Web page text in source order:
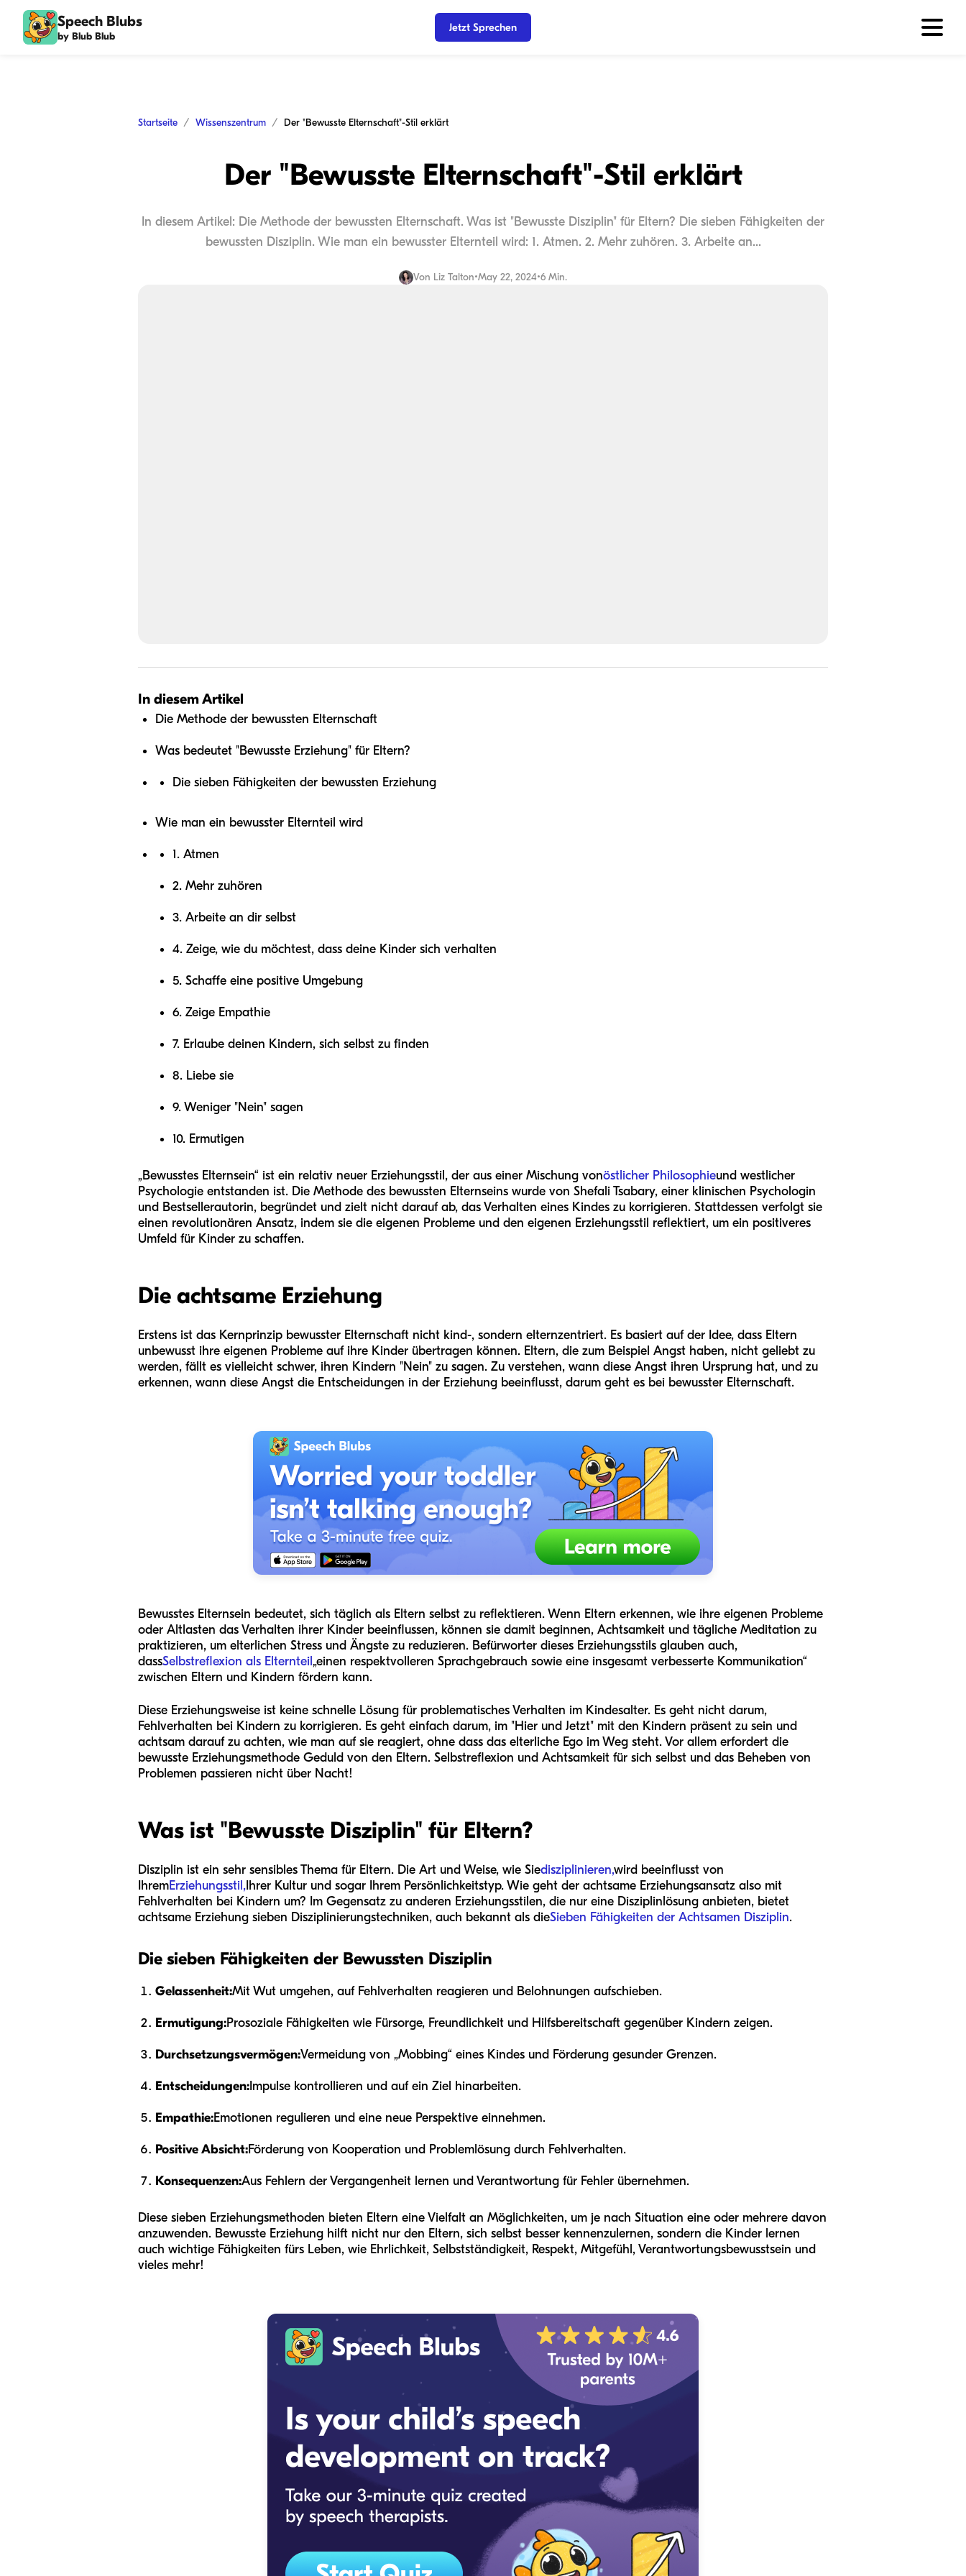
Speech Blubs
by Blub Blub
Jetzt Sprechen
Startseite Wissenszentrum Der "Bewusste Elternschaft"-Stil erklärt
Der "Bewusste Elternschaft"-Stil erklärt
In diesem Artikel: Die Methode der bewussten Elternschaft. Was ist "Bewusste Disziplin" für Eltern? Die sieben Fähigkeiten der
bewussten Disziplin. Wie man ein bewusster Elternteil wird: 1. Atmen. 2. Mehr zuhören. 3. Arbeite an...
Von Liz Talton•May 22, 2024•6 Min.
In diesem Artikel
Die Methode der bewussten Elternschaft
Was bedeutet "Bewusste Erziehung" für Eltern?
Die sieben Fähigkeiten der bewussten Erziehung
Wie man ein bewusster Elternteil wird
1. Atmen
2. Mehr zuhören
3. Arbeite an dir selbst
4. Zeige, wie du möchtest, dass deine Kinder sich verhalten
5. Schaffe eine positive Umgebung
6. Zeige Empathie
7. Erlaube deinen Kindern, sich selbst zu finden
8. Liebe sie
9. Weniger "Nein" sagen
10. Ermutigen
„Bewusstes Elternsein“ ist ein relativ neuer Erziehungsstil, der aus einer Mischung vonöstlicher Philosophieund westlicher
Psychologie entstanden ist. Die Methode des bewussten Elternseins wurde von Shefali Tsabary, einer klinischen Psychologin
und Bestsellerautorin, begründet und zielt nicht darauf ab, das Verhalten eines Kindes zu korrigieren. Stattdessen verfolgt sie
einen revolutionären Ansatz, indem sie die eigenen Probleme und den eigenen Erziehungsstil reflektiert, um ein positiveres
Umfeld für Kinder zu schaffen.
Die achtsame Erziehung
Erstens ist das Kernprinzip bewusster Elternschaft nicht kind-, sondern elternzentriert. Es basiert auf der Idee, dass Eltern
unbewusst ihre eigenen Probleme auf ihre Kinder übertragen können. Eltern, die zum Beispiel Angst haben, nicht geliebt zu
werden, fällt es vielleicht schwer, ihren Kindern "Nein" zu sagen. Zu verstehen, wann diese Angst ihren Ursprung hat, und zu
erkennen, wann diese Angst die Entscheidungen in der Erziehung beeinflusst, darum geht es bei bewusster Elternschaft.
Bewusstes Elternsein bedeutet, sich täglich als Eltern selbst zu reflektieren. Wenn Eltern erkennen, wie ihre eigenen Probleme
oder Altlasten das Verhalten ihrer Kinder beeinflussen, können sie damit beginnen, Achtsamkeit und tägliche Meditation zu
praktizieren, um elterlichen Stress und Ängste zu reduzieren. Befürworter dieses Erziehungsstils glauben auch,
dassSelbstreflexion als Elternteil„einen respektvolleren Sprachgebrauch sowie eine insgesamt verbesserte Kommunikation“
zwischen Eltern und Kindern fördern kann.
Diese Erziehungsweise ist keine schnelle Lösung für problematisches Verhalten im Kindesalter. Es geht nicht darum,
Fehlverhalten bei Kindern zu korrigieren. Es geht einfach darum, im "Hier und Jetzt" mit den Kindern präsent zu sein und
achtsam darauf zu achten, wie man auf sie reagiert, ohne dass das elterliche Ego im Weg steht. Vor allem erfordert die
bewusste Erziehungsmethode Geduld von den Eltern. Selbstreflexion und Achtsamkeit für sich selbst und das Beheben von
Problemen passieren nicht über Nacht!
Was ist "Bewusste Disziplin" für Eltern?
Disziplin ist ein sehr sensibles Thema für Eltern. Die Art und Weise, wie Siedisziplinieren,wird beeinflusst von
IhremErziehungsstil, Ihrer Kultur und sogar Ihrem Persönlichkeitstyp. Wie geht der achtsame Erziehungsansatz also mit
Fehlverhalten bei Kindern um? Im Gegensatz zu anderen Erziehungsstilen, die nur eine Disziplinlösung anbieten, bietet
achtsame Erziehung sieben Disziplinierungstechniken, auch bekannt als dieSieben Fähigkeiten der Achtsamen Disziplin.
Die sieben Fähigkeiten der Bewussten Disziplin
Gelassenheit:Mit Wut umgehen, auf Fehlverhalten reagieren und Belohnungen aufschieben.
Ermutigung:Prosoziale Fähigkeiten wie Fürsorge, Freundlichkeit und Hilfsbereitschaft gegenüber Kindern zeigen.
Durchsetzungsvermögen:Vermeidung von „Mobbing“ eines Kindes und Förderung gesunder Grenzen.
Entscheidungen: Impulse kontrollieren und auf ein Ziel hinarbeiten.
Empathie:Emotionen regulieren und eine neue Perspektive einnehmen.
Positive Absicht:Förderung von Kooperation und Problemlösung durch Fehlverhalten.
Konsequenzen:Aus Fehlern der Vergangenheit lernen und Verantwortung für Fehler übernehmen.
Diese sieben Erziehungsmethoden bieten Eltern eine Vielfalt an Möglichkeiten, um je nach Situation eine oder mehrere davon
anzuwenden. Bewusste Erziehung hilft nicht nur den Eltern, sich selbst besser kennenzulernen, sondern die Kinder lernen
auch wichtige Fähigkeiten fürs Leben, wie Ehrlichkeit, Selbstständigkeit, Respekt, Mitgefühl, Verantwortungsbewusstsein und
vieles mehr!